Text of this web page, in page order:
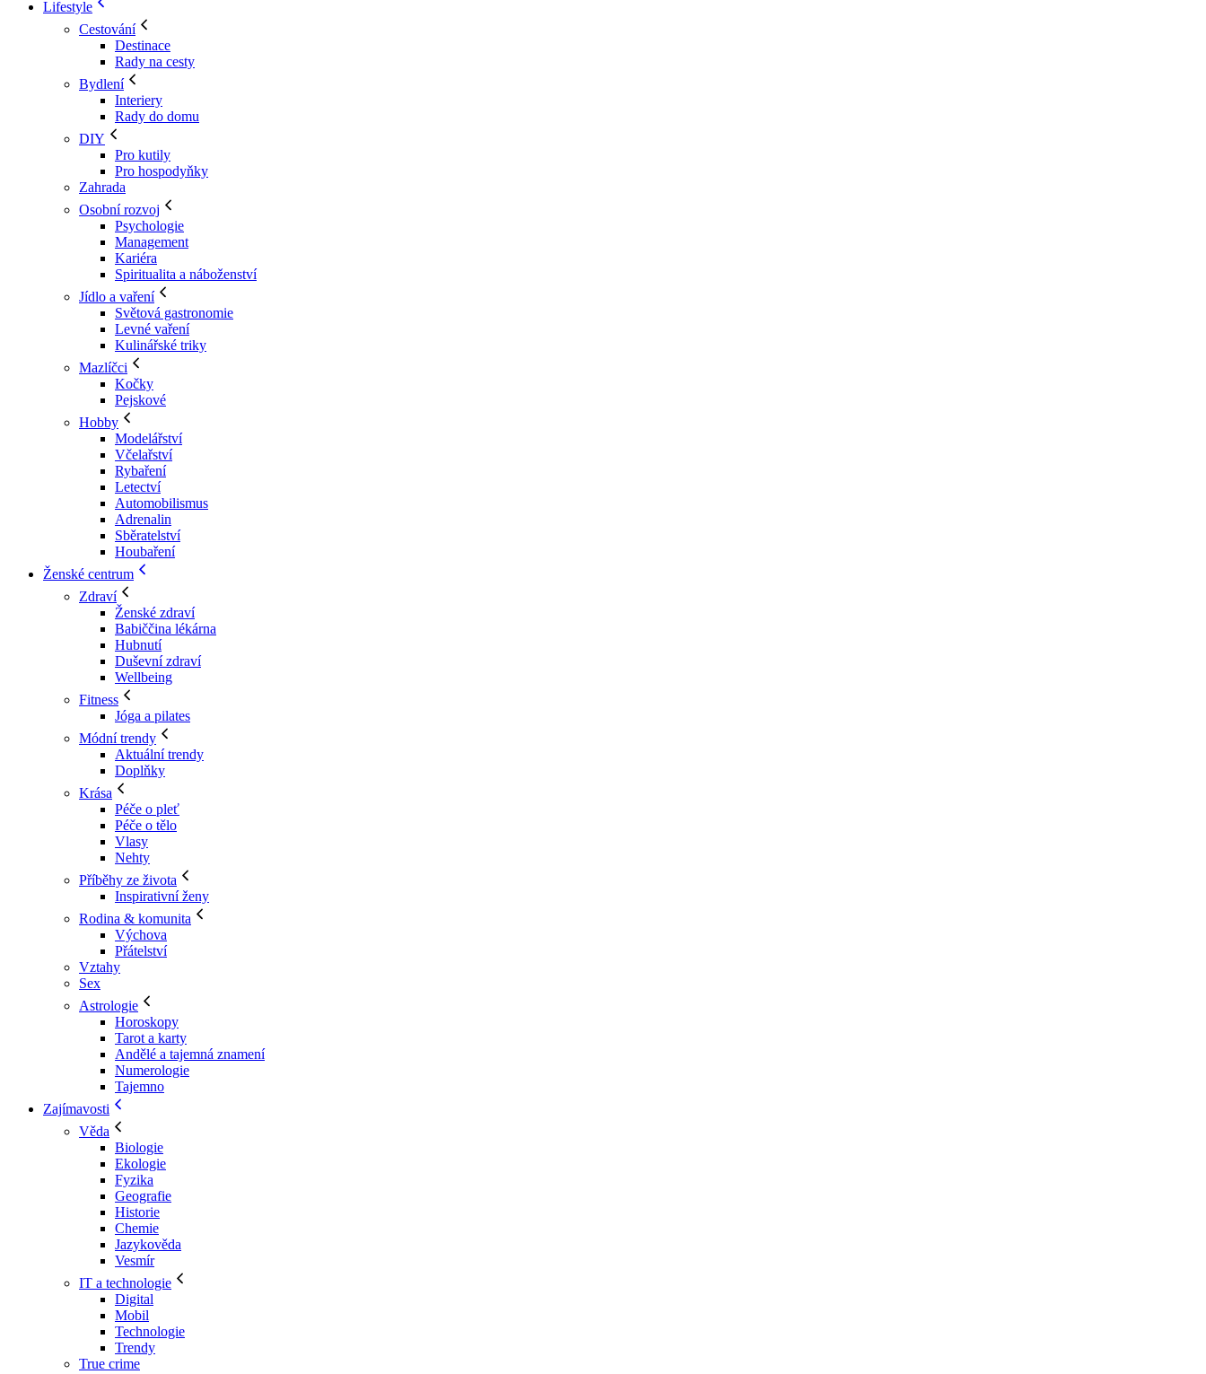
Lifestyle
Cestování
Destinace
Rady na cesty
Bydlení
Interiery
Rady do domu
DIY
Pro kutily
Pro hospodyňky
Zahrada
Osobní rozvoj
Psychologie
Management
Kariéra
Spiritualita a náboženství
Jídlo a vaření
Světová gastronomie
Levné vaření
Kulinářské triky
Mazlíčci
Kočky
Pejskové
Hobby
Modelářství
Včelařství
Rybaření
Letectví
Automobilismus
Adrenalin
Sběratelství
Houbaření
Ženské centrum
Zdraví
Ženské zdraví
Babiččina lékárna
Hubnutí
Duševní zdraví
Wellbeing
Fitness
Jóga a pilates
Módní trendy
Aktuální trendy
Doplňky
Krása
Péče o pleť
Péče o tělo
Vlasy
Nehty
Příběhy ze života
Inspirativní ženy
Rodina & komunita
Výchova
Přátelství
Vztahy
Sex
Astrologie
Horoskopy
Tarot a karty
Andělé a tajemná znamení
Numerologie
Tajemno
Zajímavosti
Věda
Biologie
Ekologie
Fyzika
Geografie
Historie
Chemie
Jazykověda
Vesmír
IT a technologie
Digital
Mobil
Technologie
Trendy
True crime